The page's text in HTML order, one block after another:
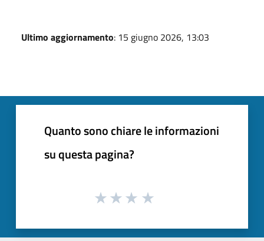
Ultimo aggiornamento: 15 giugno 2026, 13:03
Quanto sono chiare le informazioni
su questa pagina?